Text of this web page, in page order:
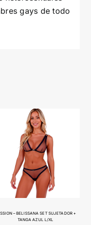
gays de todo
– BELISSANA SET SUJETADOR +
TANGA AZUL L/XL